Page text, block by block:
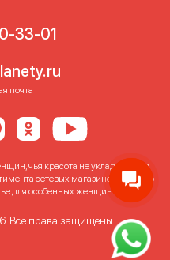
33-01
почта
чья красота не укладывается
сетевых магазинов. Именно
для особенных женщин!
Все права защищены.